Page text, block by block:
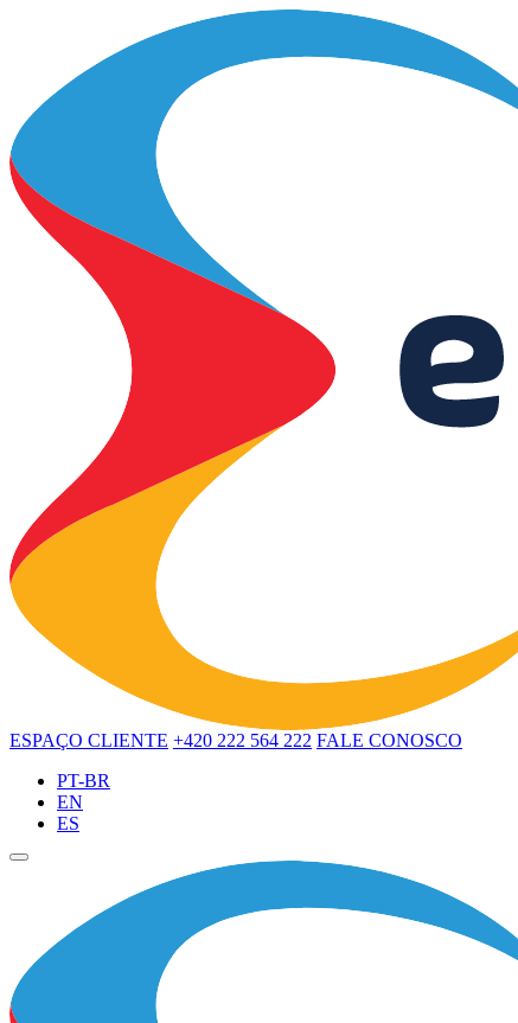
ESPAÇO CLIENTE +420 222 564 222 FALE CONOSCO
PT-BR
EN
ES